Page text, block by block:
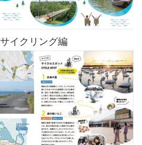
サイクリング編